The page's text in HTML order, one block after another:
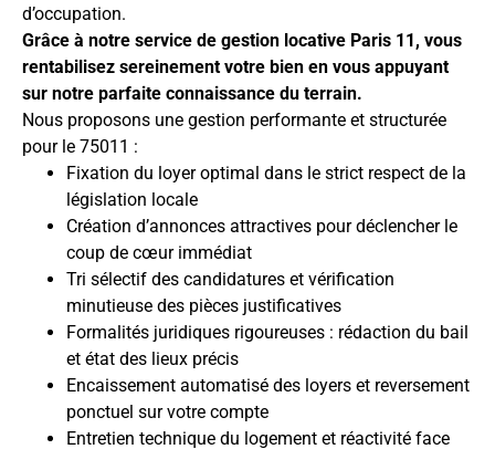
d’occupation.
Grâce à notre service de gestion locative Paris 11, vous
rentabilisez sereinement votre bien en vous appuyant
sur notre parfaite connaissance du terrain.
Nous proposons une gestion performante et structurée
pour le 75011 :
Fixation du loyer optimal dans le strict respect de la
législation locale
Création d’annonces attractives pour déclencher le
coup de cœur immédiat
Tri sélectif des candidatures et vérification
minutieuse des pièces justificatives
Formalités juridiques rigoureuses : rédaction du bail
et état des lieux précis
Encaissement automatisé des loyers et reversement
ponctuel sur votre compte
Entretien technique du logement et réactivité face